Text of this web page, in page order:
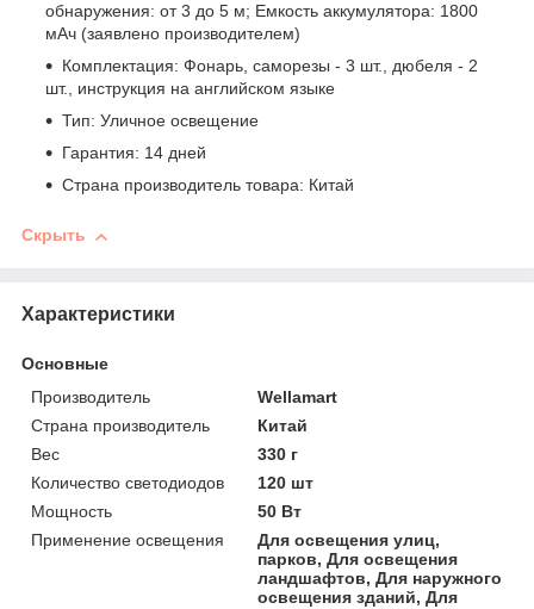
обнаружения: от 3 до 5 м; Емкость аккумулятора: 1800
мАч (заявлено производителем)
Комплектация: Фонарь, саморезы - 3 шт., дюбеля - 2
шт., инструкция на английском языке
Тип: Уличное освещение
Гарантия: 14 дней
Страна производитель товара: Китай
Скрыть
Характеристики
Основные
Производитель
Wellamart
Страна производитель
Китай
Вес
330 г
Количество светодиодов
120 шт
Мощность
50 Вт
Применение освещения
Для освещения улиц,
парков, Для освещения
ландшафтов, Для наружного
освещения зданий, Для